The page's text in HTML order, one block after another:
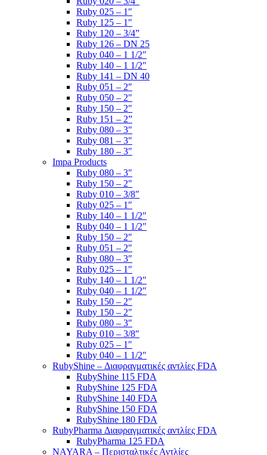
Ruby 025 – 1″
Ruby 125 – 1″
Ruby 120 – 3/4”
Ruby 126 – DN 25
Ruby 040 – 1 1/2″
Ruby 140 – 1 1/2″
Ruby 141 – DN 40
Ruby 051 – 2″
Ruby 050 – 2″
Ruby 150 – 2″
Ruby 151 – 2”
Ruby 080 – 3″
Ruby 081 – 3″
Ruby 180 – 3″
Impa Products
Ruby 080 – 3″
Ruby 150 – 2″
Ruby 010 – 3/8″
Ruby 025 – 1″
Ruby 140 – 1 1/2″
Ruby 040 – 1 1/2″
Ruby 150 – 2″
Ruby 051 – 2″
Ruby 080 – 3″
Ruby 025 – 1″
Ruby 140 – 1 1/2″
Ruby 040 – 1 1/2″
Ruby 150 – 2″
Ruby 150 – 2″
Ruby 080 – 3″
Ruby 010 – 3/8″
Ruby 025 – 1″
Ruby 040 – 1 1/2″
RubyShine – Διαφραγματικές αντλίες FDA
RubyShine 115 FDA
RubyShine 125 FDA
RubyShine 140 FDA
RubyShine 150 FDA
RubyShine 180 FDA
RubyPharma Διαφραγματικές αντλίες FDA
RubyPharma 125 FDA
NAYARA – Περισταλτικές Αντλίες